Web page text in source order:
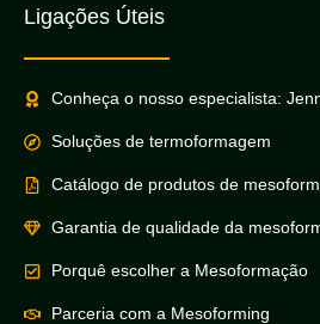
Ligações Úteis
Conheça o nosso especialista:
Soluções de termoformagem
Catálogo de produtos de
Garantia de qualidade da
Porquê escolher a Mesoformação
Parceria com a Mesoforming